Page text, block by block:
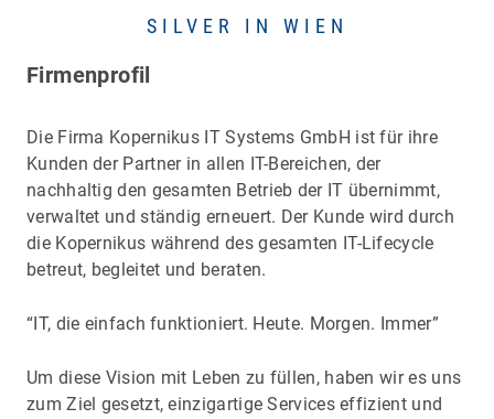
SILVER IN WIEN
Firmenprofil
Die Firma Kopernikus IT Systems GmbH ist für ihre
Kunden der Partner in allen IT-Bereichen, der
nachhaltig den gesamten Betrieb der IT übernimmt,
verwaltet und ständig erneuert. Der Kunde wird durch
die Kopernikus während des gesamten IT-Lifecycle
betreut, begleitet und beraten.
“IT, die einfach funktioniert. Heute. Morgen. Immer”
Um diese Vision mit Leben zu füllen, haben wir es uns
zum Ziel gesetzt, einzigartige Services effizient und